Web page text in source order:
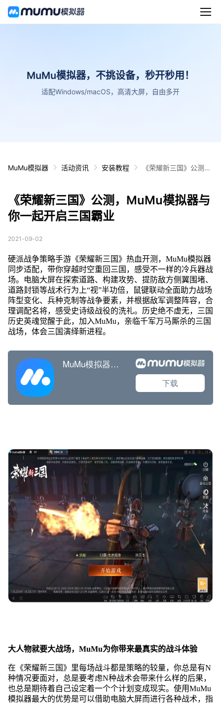
MuMu模拟器，不挑设备，秒开秒用！
适配Windows/macOS，高清大屏，自由多开
MuMu模拟器 活动资讯 安装教程
《荣耀新三国》公测，
《荣耀新三国》公测，MuMu模拟器与
你一起开启三国霸业
2021-09-02
硬派战争策略手游《荣耀新三国》热血开测，MuMu模拟器
同步适配，带你穿越时空重回三国，感受不一样的冷兵器战
场。电脑大屏在探索道路、构建攻势、提防敌方侧翼围堵、
道路封锁等战术行为上“视”半功倍，鼠键联动全面助力战场
阵型变化、兵种克制等战争要素，并根据敌军调整阵容，合
理调配名将，感受史诗级战役的洗礼。历史绝不虚无，三国
历史英魂觉醒于此，加入MuMu，亲临千军万马厮杀的三国
战场，体会三国演绎新进程。
大人物就要大战场，MuMu为你带来最真实的战斗体验
在《荣耀新三国》里每场战斗都是策略的较量，你总是有N
种情况要面对，总是要考虑N种战术会带来什么样的后果，
也总是期待着自己设定着一个个计划变成现实。使用MuMu
模拟器最大的优势是可以借助电脑大屏而进行各种战术，指